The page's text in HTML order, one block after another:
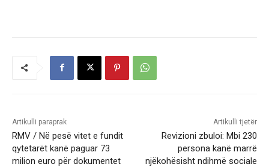
Artikulli paraprak
RMV / Në pesë vitet e fundit
qytetarët kanë paguar 73
milion euro për dokumentet
Artikulli tjetër
Revizioni zbuloi: Mbi 230
persona kanë marrë
njëkohësisht ndihmë sociale